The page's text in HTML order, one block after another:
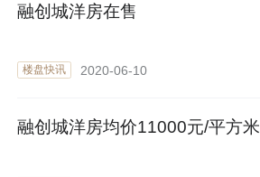
融创城洋房在售
楼盘快讯 2020-06-10
融创城洋房均价11000元/平方米